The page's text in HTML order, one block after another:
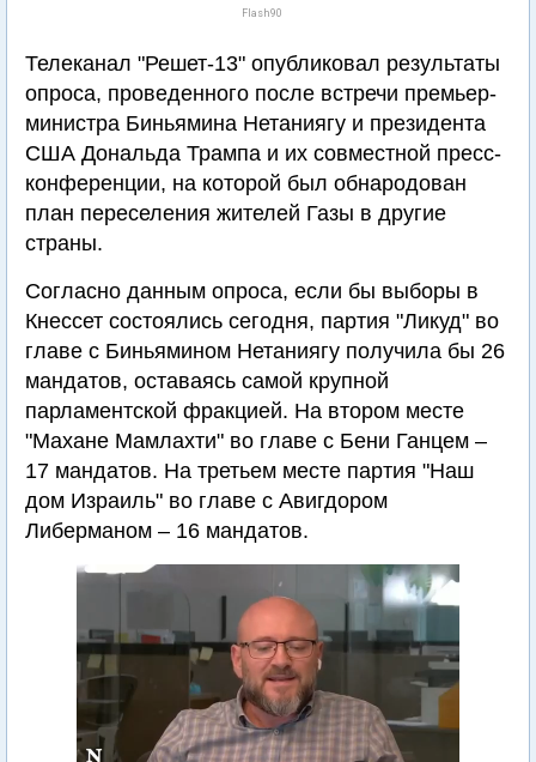
Flash90
Телеканал "Решет-13" опубликовал результаты
опроса, проведенного после встречи премьер-
министра Биньямина Нетаниягу и президента
США Дональда Трампа и их совместной пресс-
конференции, на которой был обнародован
план переселения жителей Газы в другие
страны.
Согласно данным опроса, если бы выборы в
Кнессет состоялись сегодня, партия "Ликуд" во
главе с Биньямином Нетаниягу получила бы 26
мандатов, оставаясь самой крупной
парламентской фракцией. На втором месте
"Махане Мамлахти" во главе с Бени Ганцем –
17 мандатов. На третьем месте партия "Наш
дом Израиль" во главе с Авигдором
Либерманом – 16 мандатов.